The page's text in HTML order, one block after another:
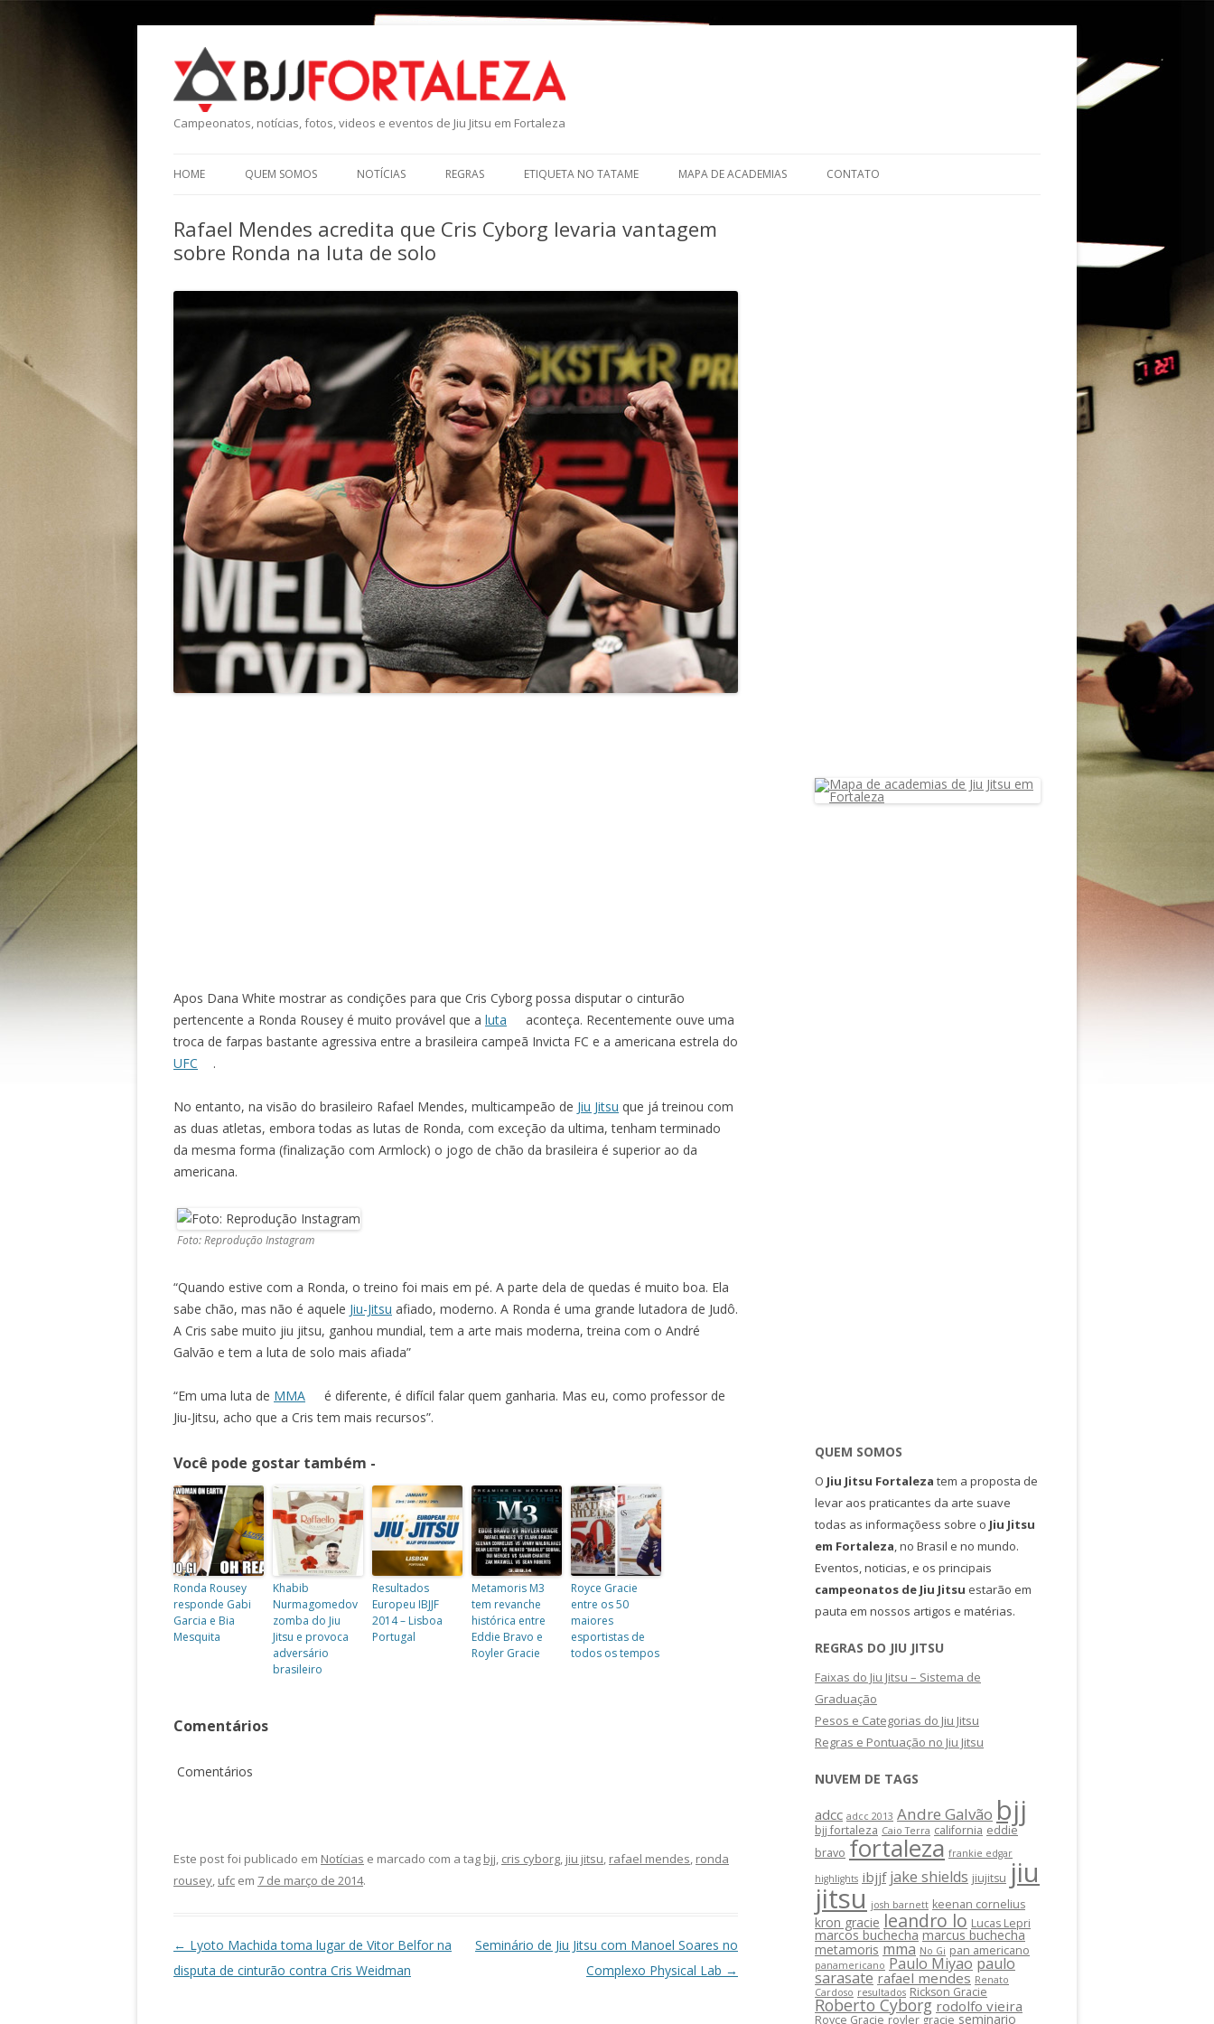
Campeonatos, notícias, fotos, videos e eventos de Jiu Jitsu em Fortaleza
HOME QUEM SOMOS NOTÍCIAS REGRAS ETIQUETA NO TATAME MAPA DE ACADEMIAS CONTATO
Rafael Mendes acredita que Cris Cyborg levaria vantagem
sobre Ronda na luta de solo
Apos Dana White mostrar as condições para que Cris Cyborg possa disputar o cinturão
pertencente a Ronda Rousey é muito provável que a luta
aconteça. Recentemente ouve uma
troca de farpas bastante agressiva entre a brasileira campeã Invicta FC e a americana estrela do
UFC
.
No entanto, na visão do brasileiro Rafael Mendes, multicampeão de Jiu Jitsu que já treinou com
as duas atletas, embora todas as lutas de Ronda, com exceção da ultima, tenham terminado
da mesma forma (finalização com Armlock) o jogo de chão da brasileira é superior ao da
americana.
Foto: Reprodução Instagram
“Quando estive com a Ronda, o treino foi mais em pé. A parte dela de quedas é muito boa. Ela
sabe chão, mas não é aquele Jiu-Jitsu afiado, moderno. A Ronda é uma grande lutadora de Judô.
A Cris sabe muito jiu jitsu, ganhou mundial, tem a arte mais moderna, treina com o André
Galvão e tem a luta de solo mais afiada”
“Em uma luta de MMA
é diferente, é difícil falar quem ganharia. Mas eu, como professor de
Jiu-Jitsu, acho que a Cris tem mais recursos”.
Você pode gostar também -
Ronda Rousey
responde Gabi
Garcia e Bia
Mesquita
Khabib
Nurmagomedov
zomba do Jiu
Jitsu e provoca
adversário
brasileiro
Resultados
Europeu IBJJF
2014 – Lisboa
Portugal
Metamoris M3
tem revanche
histórica entre
Eddie Bravo e
Royler Gracie
Royce Gracie
entre os 50
maiores
esportistas de
todos os tempos
Comentários
Comentários
Este post foi publicado em Notícias e marcado com a tag bjj, cris cyborg, jiu jitsu, rafael mendes, ronda
rousey, ufc em 7 de março de 2014.
Navegação de posts
← Lyoto Machida toma lugar de Vitor Belfor na
disputa de cinturão contra Cris Weidman
Seminário de Jiu Jitsu com Manoel Soares no
Complexo Physical Lab →
QUEM SOMOS
O Jiu Jitsu Fortaleza tem a proposta de
levar aos praticantes da arte suave
todas as informaçõess sobre o Jiu Jitsu
em Fortaleza, no Brasil e no mundo.
Eventos, noticias, e os principais
campeonatos de Jiu Jitsu estarão em
pauta em nossos artigos e matérias.
REGRAS DO JIU JITSU
Faixas do Jiu Jitsu – Sistema de
Graduação
Pesos e Categorias do Jiu Jitsu
Regras e Pontuação no Jiu Jitsu
NUVEM DE TAGS
adcc adcc 2013 Andre Galvão bjj
bjj fortaleza Caio Terra california eddie
bravo fortaleza frankie edgar
highlights ibjjf jake shields jiujitsu jiu
jitsu josh barnett keenan cornelius
kron gracie leandro lo Lucas Lepri
marcos buchecha marcus buchecha
metamoris mma No Gi pan americano
panamericano Paulo Miyao paulo
sarasate rafael mendes Renato
Cardoso resultados Rickson Gracie
Roberto Cyborg rodolfo vieira
Royce Gracie royler gracie seminario